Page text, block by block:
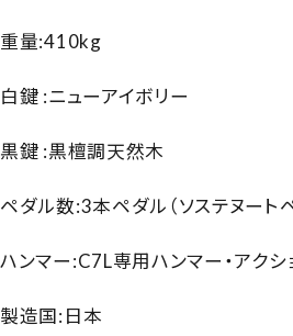
重量:410kg
白鍵 :ニューアイボリー
黒鍵 :黒檀調天然木
ペダル数:3本ペダル（ソステヌート
ハンマー:C7L専用ハンマー・アクシ
製造国:日本